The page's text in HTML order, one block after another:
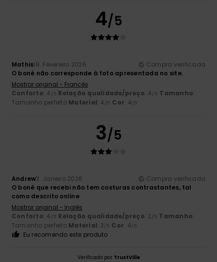
4/5
Mathis18. Fevereiro 2026
Compra verificada
O boné não corresponde à foto apresentada no site.
Mostrar original - Francês
Conforto: 4 /5 Relação qualidade/preço: 4 /5 Tamanho:
Tamanho perfeito Material: 4 /5 Cor: 4/5
3/5
Andrew3. Janeiro 2026
Compra verificada
O boné que recebi não tem costuras contrastantes, tal
como descrito online
Mostrar original - Inglês
Conforto: 4 /5 Relação qualidade/preço: 2 /5 Tamanho:
Tamanho perfeito Material: 3 /5 Cor: 4/5
Eu recomendo este produto
Verificado por TrustVille